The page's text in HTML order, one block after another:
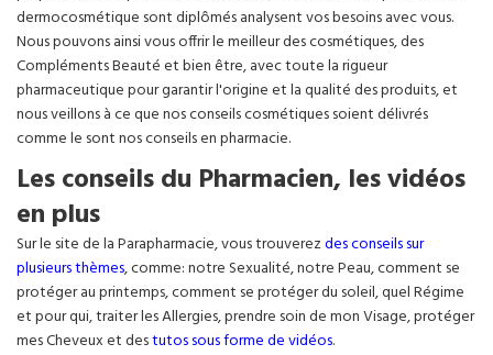
dermocosmétique sont diplômés analysent vos besoins avec vous.
Nous pouvons ainsi vous offrir le meilleur des cosmétiques, des
Compléments Beauté et bien être, avec toute la rigueur
pharmaceutique pour garantir l'origine et la qualité des produits, et
nous veillons à ce que nos conseils cosmétiques soient délivrés
comme le sont nos conseils en pharmacie.
Les conseils du Pharmacien, les vidéos
en plus
Sur le site de la Parapharmacie, vous trouverezdes conseils sur
plusieurs thèmes, comme: notre Sexualité, notre Peau, comment se
protéger au printemps, comment se protéger du soleil, quel Régime
et pour qui, traiter les Allergies, prendre soin de mon Visage, protéger
mes Cheveux et destutos sous forme de vidéos.